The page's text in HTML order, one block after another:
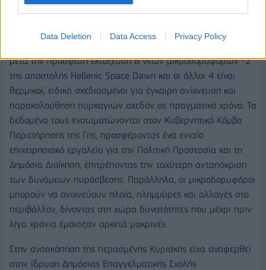
Data Deletion Data Access Privacy Policy
χρόνια αισθάνονταν ότι έμεναν πίσω.
Έχουμε, όμως, και διαστημικά νέα -κυριολεκτικά-, με την
μετά την πρόσφατη εκτόξευση 6 νέων μικροδορυφόρων -2
της αποστολής Hellenic Space Dawn και οι άλλοι 4 είναι
θερμικοί, ειδικά σχεδιασμένοι για έγκαιρη ανίχνευση και
παρακολούθηση πυρκαγιών σχεδόν σε πραγματικό χρόνο. Τα
δεδομένα τους ενσωματώνονται στον Κυβερνητικό Κόμβο
Παρατήρησης της Γης, προσφέροντας ένα ενιαίο
επιχειρησιακό εργαλείο για την Πολιτική Προστασία και τη
Δημόσια Διοίκηση, επιτρέποντας την ταχύτερη ανταπόκριση
των δυνάμεων πυρόσβεσης. Παράλληλα, οι μικροδορυφόροι
μπορούν να ανιχνεύουν πλοία, πλημμύρες και αλλαγές στο
περιβάλλον, δίνοντας στη χώρα δυνατότητες που μέχρι πριν
λίγα χρόνια έμοιαζαν αρκετά μακρινές.
Στην ανασκόπηση της περασμένης Κυριακής είχα αναφερθεί
στην ίδρυση Δημόσιας Επαγγελματικής Σχολής